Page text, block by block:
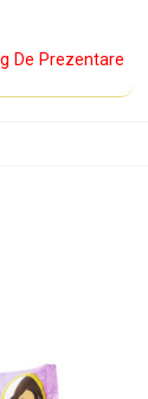
De Prezentare